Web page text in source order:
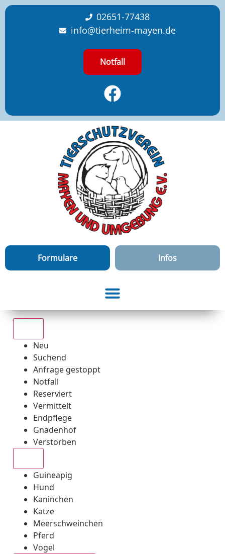
content
02651-77438
info@tierheim-mayen.de
Notfall
Formulare Infos
Neu
Suchend
Anfrage gestoppt
Notfall
Reserviert
Vermittelt
Endpflege
Gnadenhof
Verstorben
Guineapig
Hund
Kaninchen
Katze
Meerschweinchen
Pferd
Vogel